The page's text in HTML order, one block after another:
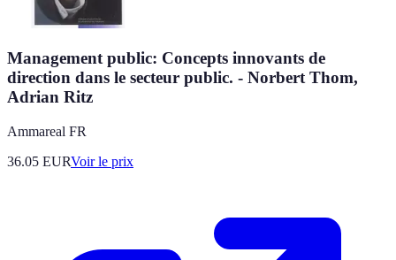
Management public: Concepts innovants de
direction dans le secteur public. - Norbert Thom,
Adrian Ritz
Ammareal FR
36.05 EURVoir le prix